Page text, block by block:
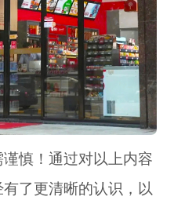
慎！通过对以上内容
了更清晰的认识，以